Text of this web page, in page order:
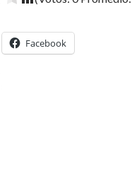
Facebook